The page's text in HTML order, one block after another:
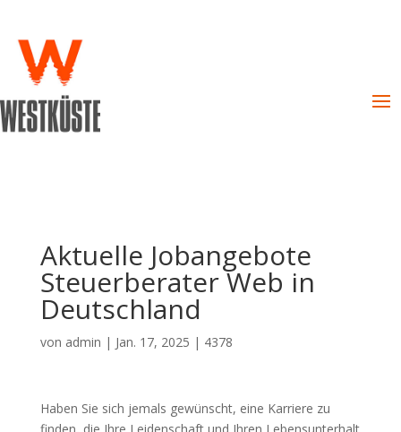
Aktuelle Jobangebote
Steuerberater Web in
Deutschland
von admin | Jan. 17, 2025 | 4378
Haben Sie sich jemals gewünscht, eine Karriere zu